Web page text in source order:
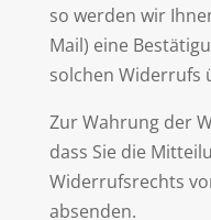
so werden wir
Mail) eine
solchen Widerrufs
Zur Wahrung der
dass Sie die
Widerrufsrechts
absenden.